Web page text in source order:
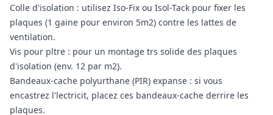
Colle d'isolation : utilisez Iso-Fix ou Isol-Tack pour fixer les
plaques (1 gaine pour environ 5m2) contre les lattes de
ventilation.
Vis pour pltre : pour un montage trs solide des plaques
d'isolation (env. 12 par m2).
Bandeaux-cache polyurthane (PIR) expanse : si vous
encastrez l'lectricit, placez ces bandeaux-cache derrire les
plaques.